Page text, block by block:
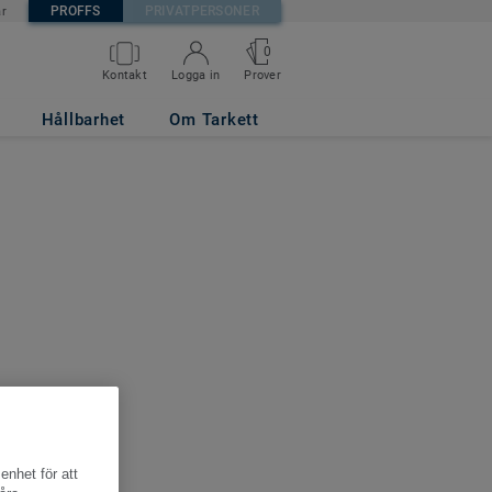
PROFFS PRIVATPERSONER
Kontakt Logga in
0
Prover
Hållbarhet Om Tarkett
för att